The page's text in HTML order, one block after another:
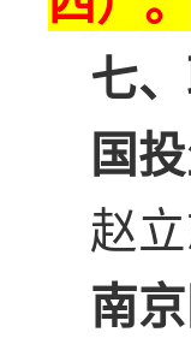
七
国
赵
南